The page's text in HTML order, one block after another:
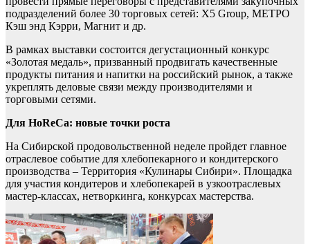
подразделений более 30 торговых сетей: X5 Group, МЕТРО
Кэш энд Кэрри, Магнит и др.
В рамках выставки состоится дегустационный конкурс
«Золотая медаль», призванный продвигать качественные
продукты питания и напитки на российский рынок, а также
укреплять деловые связи между производителями и
торговыми сетями.
Для HoReCa: новые точки роста
На Сибирской продовольственной неделе пройдет главное
отраслевое событие для хлебопекарного и кондитерского
производства – Территория «Кулинары Сибири». Площадка
для участия кондитеров и хлебопекарей в узкоотраслевых
мастер-классах, нетворкинга, конкурсах мастерства.